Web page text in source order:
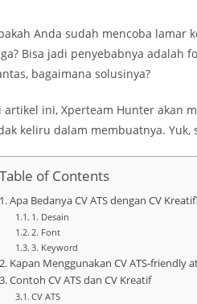
Anda sudah mencoba lamar
Bisa jadi penyebabnya adalah
bagaimana solusinya?
artikel ini, Xperteam Hunter akan
keliru dalam membuatnya.
Table of Contents
Apa Bedanya CV ATS dengan CV
1. Desain
2. Font
3. Keyword
Kapan Menggunakan CV ATS-friendly
Contoh CV ATS dan CV Kreatif
CV ATS